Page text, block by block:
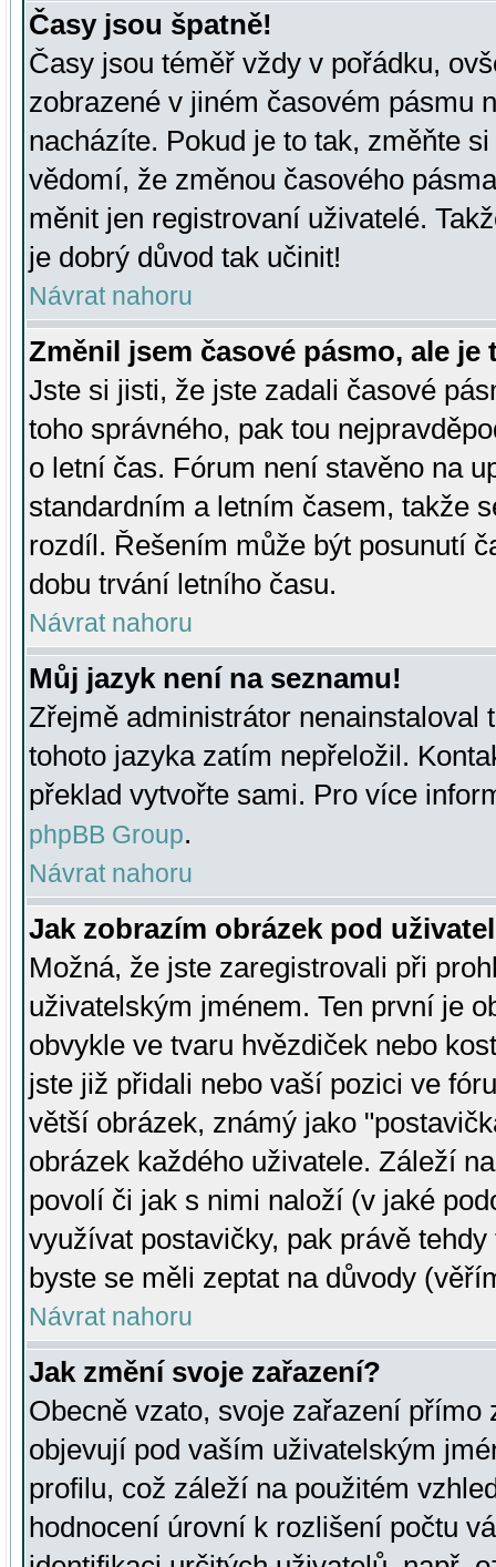
Časy jsou špatně!
Časy jsou téměř vždy v pořádku,
zobrazené v jiném časovém pásmu
nacházíte. Pokud je to tak, změňte
vědomí, že změnou časového
měnit jen registrovaní uživatelé.
je dobrý důvod tak učinit!
Návrat nahoru
Změnil jsem časové pásmo, ale je
Jste si jisti, že jste zadali časové
toho správného, pak tou
o letní čas. Fórum není stavěno na
standardním a letním časem, takže
rozdíl. Řešením může být posunutí
dobu trvání letního času.
Návrat nahoru
Můj jazyk není na seznamu!
Zřejmě administrátor nenainstaloval
tohoto jazyka zatím nepřeložil.
překlad vytvořte sami. Pro více
phpBB Group.
Návrat nahoru
Jak zobrazím obrázek pod
Možná, že jste zaregistrovali při
uživatelským jménem. Ten první je
obvykle ve tvaru hvězdiček nebo
jste již přidali nebo vaší pozici ve
větší obrázek, známý jako
obrázek každého uživatele. Záleží
povolí či jak s nimi naloží (v jaké
využívat postavičky, pak právě
byste se měli zeptat na důvody
Návrat nahoru
Jak změní svoje zařazení?
Obecně vzato, svoje zařazení přímo
objevují pod vaším uživatelským
profilu, což záleží na použitém
hodnocení úrovní k rozlišení počtu